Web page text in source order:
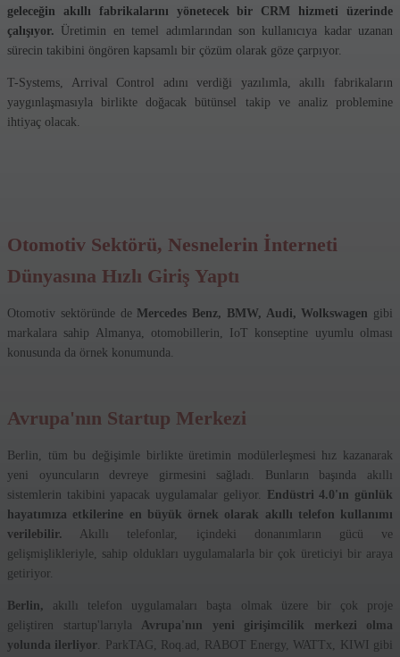
geleceğin akıllı fabrikalarını yönetecek bir CRM hizmeti üzerinde
çalışıyor. Üretimin en temel adımlarından son kullanıcıya kadar uzanan
sürecin takibini öngören kapsamlı bir çözüm olarak göze çarpıyor.
T-Systems, Arrival Control adını verdiği yazılımla, akıllı fabrikaların
yaygınlaşmasıyla birlikte doğacak bütünsel takip ve analiz problemine
ihtiyaç olacak.
Otomotiv Sektörü, Nesnelerin İnterneti
Dünyasına Hızlı Giriş Yaptı
Otomotiv sektöründe de Mercedes Benz, BMW, Audi, Wolkswagen gibi
markalara sahip Almanya, otomobillerin, IoT konseptine uyumlu olması
konusunda da örnek konumunda.
Avrupa'nın Startup Merkezi
Berlin, tüm bu değişimle birlikte üretimin modülerleşmesi hız kazanarak
yeni oyuncuların devreye girmesini sağladı. Bunların başında akıllı
sistemlerin takibini yapacak uygulamalar geliyor.
Endüstri 4.0'ın günlük
hayatımıza etkilerine en büyük örnek olarak akıllı telefon kullanımı
verilebilir. Akıllı telefonlar, içindeki donanımların gücü ve
gelişmişlikleriyle, sahip oldukları uygulamalarla bir çok üreticiyi bir araya
getiriyor.
Berlin, akıllı telefon uygulamaları başta olmak üzere bir çok proje
geliştiren startup'larıyla Avrupa'nın yeni girişimcilik merkezi olma
yolunda ilerliyor. ParkTAG, Roq.ad, RABOT Energy, WATTx, KIWI gibi